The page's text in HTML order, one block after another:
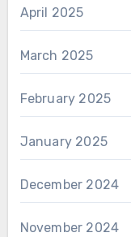
April 2025
March 2025
February 2025
January 2025
December 2024
November 2024